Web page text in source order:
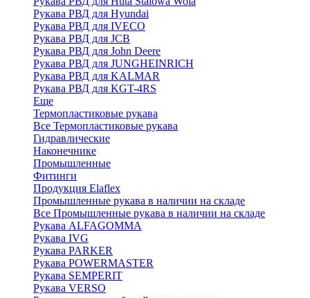
Рукава РВД для Hyundai
Рукава РВД для IVECO
Рукава РВД для JCB
Рукава РВД для John Deere
Рукава РВД для JUNGHEINRICH
Рукава РВД для KALMAR
Рукава РВД для KGT-4RS
Еще
Термопластиковые рукава
Все Термопластиковые рукава
Гидравлические
Наконечнике
Промышленные
Фитинги
Продукция Elaflex
Промышленные рукава в наличии на складе
Все Промышленные рукава в наличии на складе
Рукава ALFAGOMMA
Рукава IVG
Рукава PARKER
Рукава POWERMASTER
Рукава SEMPERIT
Рукава VERSO